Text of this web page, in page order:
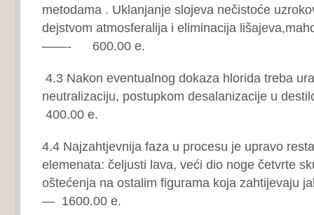
metodama . Uklanjanje slojeva nečistoće
dejstvom atmosferalija i eliminacija
——- 600.00 e.
4.3 Nakon eventualnog dokaza hlorida treba
neutralizaciju, postupkom desalanizacije u
400.00 e.
4.4 Najzahtjevnija faza u procesu je upravo
elemenata: čeljusti lava, veći dio noge četvrte
oštećenja na ostalim figurama koja zahtijevaju
— 1600.00 e.